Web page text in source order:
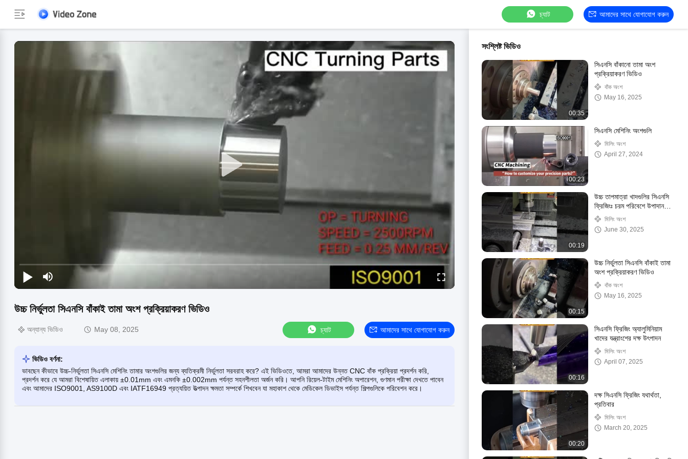
চ্যাট আমাদের সাথে যোগাযোগ করুন
উচ্চ নির্ভুলতা সিএনসি বাঁকাই তামা অংশ প্রক্রিয়াকরণ ভিডিও
অন্যান্য ভিডিও May 08, 2025 চ্যাট আমাদের সাথে যোগাযোগ করুন
ভিডিও বর্ণনা:
ভাবছেন কীভাবে উচ্চ-নির্ভুলতা সিএনসি মেশিনিং তামার অংশগুলির জন্য ব্যতিক্রমী নির্ভুলতা সরবরাহ করে? এই ভিডিওতে, আমরা আমাদের উন্নত CNC বাঁক প্রক্রিয়া প্রদর্শন করি,
প্রদর্শন করে যে আমরা বিশেষায়িত এলাকায় ±0.01mm এবং এমনকি ±0.002mm পর্যন্ত সহনশীলতা অর্জন করি। আপনি রিয়েল-টাইম মেশিনিং অপারেশন, গুণমান পরীক্ষা দেখতে পাবেন
এবং আমাদের ISO9001, AS9100D এবং IATF16949 প্রত্যয়িত উত্পাদন ক্ষমতা সম্পর্কে শিখবেন যা মহাকাশ থেকে মেডিকেল ডিভাইস পর্যন্ত শিল্পগুলিকে পরিবেশন করে।
সংশ্লিষ্ট ভিডিও
00:35
সিএনসি বাঁকানো তামা অংশ
প্রক্রিয়াকরণ ভিডিও
বাঁক অংশ
May 16, 2025
00:23
সিএনসি মেশিনিং অংশগুলি
মিলিং অংশ
April 27, 2024
00:19
উচ্চ তাপমাত্রা খাদগুলির সিএনসি
ফ্রিজিংঃ চরম পরিবেশে উপাদান
প্রক্রিয়াজাতকরণ
মিলিং অংশ
June 30, 2025
00:15
উচ্চ নির্ভুলতা সিএনসি বাঁকাই তামা
অংশ প্রক্রিয়াকরণ ভিডিও
বাঁক অংশ
May 16, 2025
00:16
সিএনসি ফ্রিজিং অ্যালুমিনিয়াম
খাদের যন্ত্রাংশের দক্ষ উৎপাদন
মিলিং অংশ
April 07, 2025
00:20
দক্ষ সিএনসি ফ্রিজিং যথার্থতা,
প্রতিবার
মিলিং অংশ
March 20, 2025